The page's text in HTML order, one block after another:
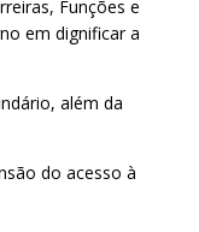
Funções e
em dignificar a
além da
do acesso à